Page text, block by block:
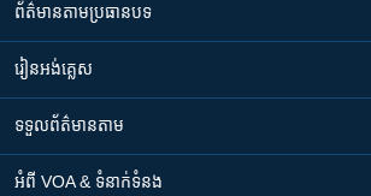
ព័ត៌មាន​តាមប្រធានបទ​
រៀន​​អង់គ្លេស
ទទួល​ព័ត៌មាន​តាម
អំពី​ VOA & ទំនាក់ទំនង